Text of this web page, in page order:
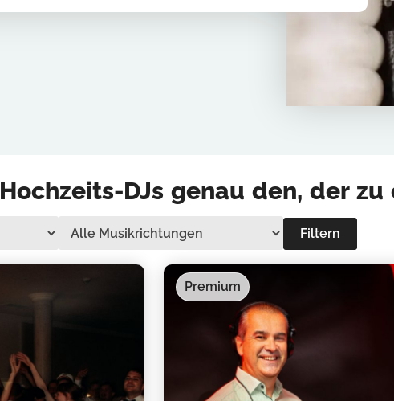
Hochzeits-DJs genau den, der
Filtern
Premium